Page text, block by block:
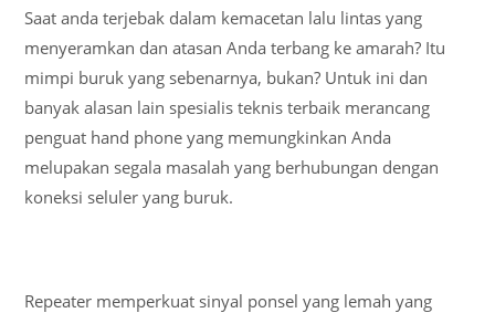
Saat anda terjebak dalam kemacetan lalu lintas yang
menyeramkan dan atasan Anda terbang ke amarah? Itu
mimpi buruk yang sebenarnya, bukan? Untuk ini dan
banyak alasan lain spesialis teknis terbaik merancang
penguat hand phone yang memungkinkan Anda
melupakan segala masalah yang berhubungan dengan
koneksi seluler yang buruk.
Repeater memperkuat sinyal ponsel yang lemah yang